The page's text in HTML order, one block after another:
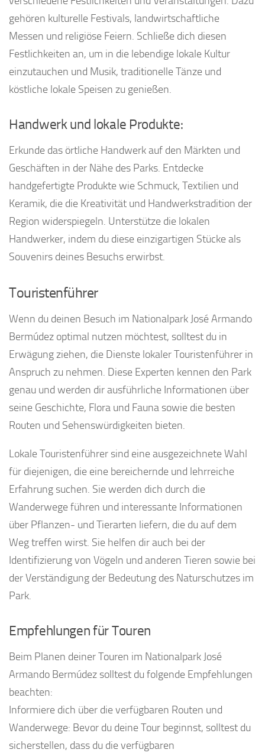
gehören kulturelle Festivals, landwirtschaftliche
Messen und religiöse Feiern. Schließe dich diesen
Festlichkeiten an, um in die lebendige lokale Kultur
einzutauchen und Musik, traditionelle Tänze und
köstliche lokale Speisen zu genießen.
Handwerk und lokale Produkte:
Erkunde das örtliche Handwerk auf den Märkten und
Geschäften in der Nähe des Parks. Entdecke
handgefertigte Produkte wie Schmuck, Textilien und
Keramik, die die Kreativität und Handwerkstradition der
Region widerspiegeln. Unterstütze die lokalen
Handwerker, indem du diese einzigartigen Stücke als
Souvenirs deines Besuchs erwirbst.
Touristenführer
Wenn du deinen Besuch im Nationalpark José Armando
Bermúdez optimal nutzen möchtest, solltest du in
Erwägung ziehen, die Dienste lokaler Touristenführer in
Anspruch zu nehmen. Diese Experten kennen den Park
genau und werden dir ausführliche Informationen über
seine Geschichte, Flora und Fauna sowie die besten
Routen und Sehenswürdigkeiten bieten.
Lokale Touristenführer sind eine ausgezeichnete Wahl
für diejenigen, die eine bereichernde und lehrreiche
Erfahrung suchen. Sie werden dich durch die
Wanderwege führen und interessante Informationen
über Pflanzen- und Tierarten liefern, die du auf dem
Weg treffen wirst. Sie helfen dir auch bei der
Identifizierung von Vögeln und anderen Tieren sowie bei
der Verständigung der Bedeutung des Naturschutzes im
Park.
Empfehlungen für Touren
Beim Planen deiner Touren im Nationalpark José
Armando Bermúdez solltest du folgende Empfehlungen
beachten:
Informiere dich über die verfügbaren Routen und
Wanderwege: Bevor du deine Tour beginnst, solltest du
sicherstellen, dass du die verfügbaren